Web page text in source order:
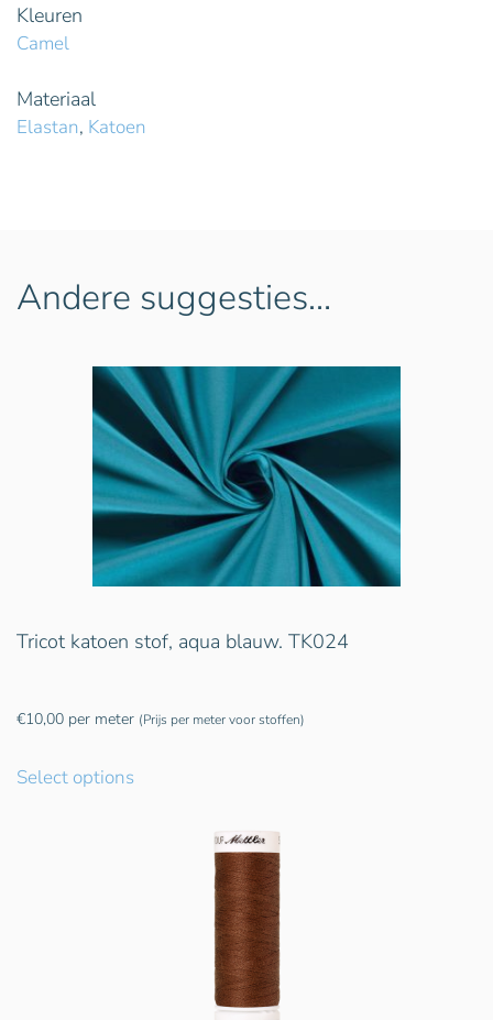
Kleuren
Camel
Materiaal
Elastan, Katoen
Andere suggesties…
Tricot katoen stof, aqua blauw. TK024
€10,00 per meter (Prijs per meter voor stoffen)
Select options